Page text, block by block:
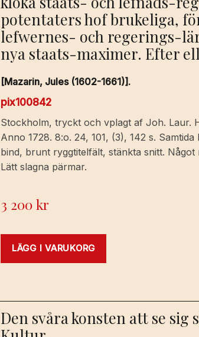
potentaters hof brukeliga,
lefwernes- och regerings-
nya staats-maximer. Efter
[Mazarin, Jules (1602-1661)].
pix100842
Stockholm, tryckt och vplagt af Joh. Laur.
Anno 1728. 8:o. 24, 101, (3), 142 s.
bind, brunt ryggtitelfält, stänkta snitt.
Lätt slagna pärmar.
3 200kr
LÄGG I VARUKORG
Den svåra konsten att se sig